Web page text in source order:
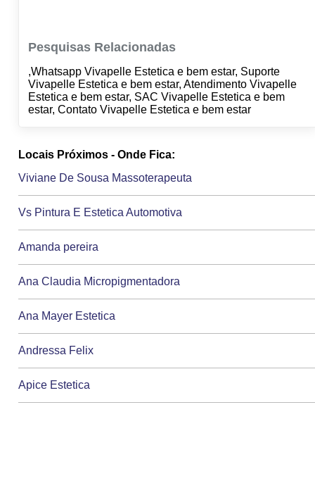
Pesquisas Relacionadas
,Whatsapp Vivapelle Estetica e bem estar, Suporte
Vivapelle Estetica e bem estar, Atendimento Vivapelle
Estetica e bem estar, SAC Vivapelle Estetica e bem
estar, Contato Vivapelle Estetica e bem estar
Locais Próximos - Onde Fica:
Viviane De Sousa Massoterapeuta
Vs Pintura E Estetica Automotiva
Amanda pereira
Ana Claudia Micropigmentadora
Ana Mayer Estetica
Andressa Felix
Apice Estetica